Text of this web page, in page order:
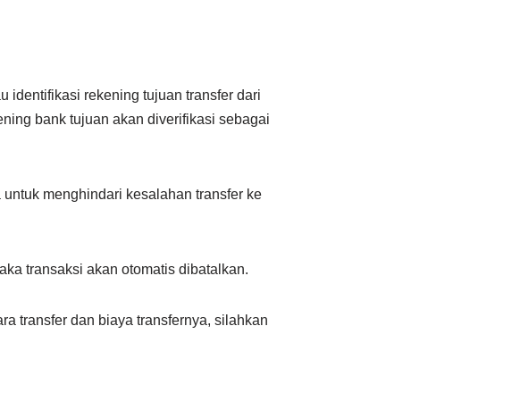
identifikasi rekening tujuan transfer dari
bank tujuan akan diverifikasi sebagai
menghindari kesalahan transfer ke
transaksi akan otomatis dibatalkan.
transfer dan biaya transfernya, silahkan